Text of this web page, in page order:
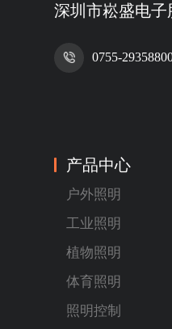
深圳市崧盛电子
0755-
产品中心
户外照明
工业照明
植物照明
体育照明
照明控制